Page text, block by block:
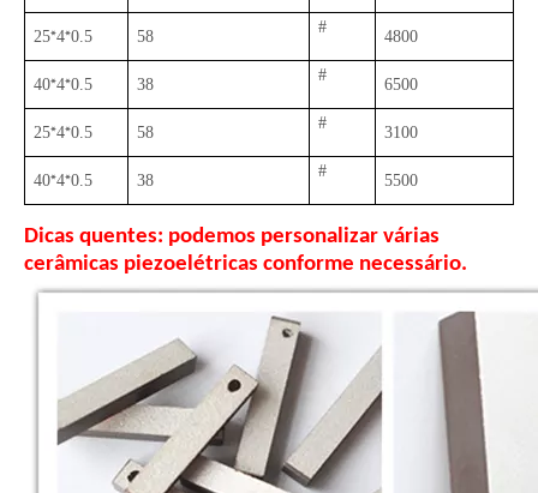
25*4*0.5 58
#
4800
40*4*0.5 38
#
6500
25*4*0.5 58
#
3100
40*4*0.5 38
#
5500
Dicas quentes: podemos personalizar várias
cerâmicas piezoelétricas conforme necessário.